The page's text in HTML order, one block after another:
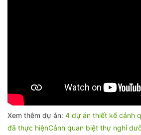
Xem thêm dự án: 4 dự án thiết kế cảnh
đã thực hiệnCảnh quan biệt thự nghỉ